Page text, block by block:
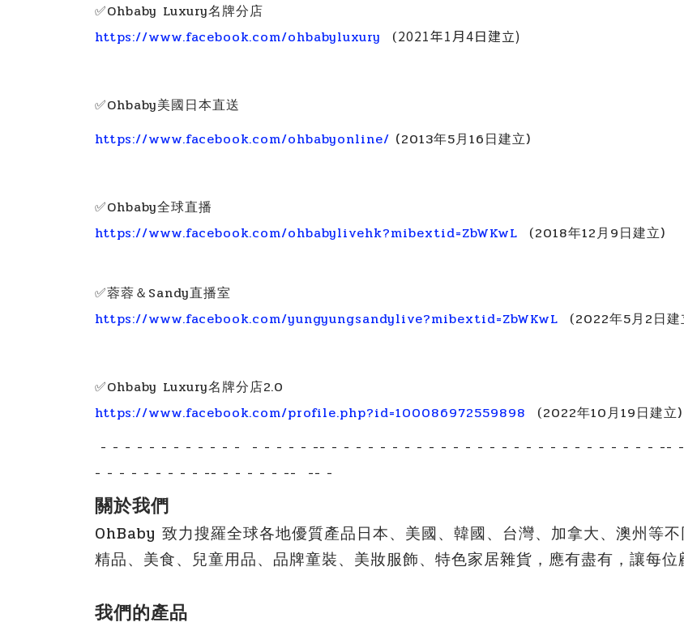
✅Ohbaby Luxury名牌分店
https://www.facebook.com/ohbabyluxury
(2021年1月4日建立)
✅Ohbaby美國日本直送
https://www.facebook.com/ohbabyonline/ (2013年5月16日建立)
✅Ohbaby全球直播
https://www.facebook.com/ohbabylivehk?mibextid=ZbWKwL
(2018年12月9日建立)
✅蓉蓉＆Sandy直播室
https://www.facebook.com/yungyungsandylive?mibextid=ZbWKwL
(2022年5月2日
✅Ohbaby Luxury名牌分店2.0
https://www.facebook.com/profile.php?id=100086972559898
(2022年10月19日建立)
- - - - - - - - - - - - - - - - - -- - - - - - - - - - - - - - - - - - - - - - - - - - - - --
- - - - - - - - - -- - - - - - -- -- -
關於我們
OhBaby 致力搜羅全球各地優質產品日本、美國、韓國、台灣、加拿大、澳州等
精品、美食、兒童用品、品牌童裝、美妝服飾、特色家居雜貨，應有盡有，讓每位
我們的產品